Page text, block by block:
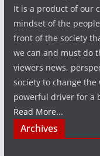
It is a product of our
mindset of the
front of the society
we can and must do
viewers news,
society to change
powerful driver for a
Read More...
Archives